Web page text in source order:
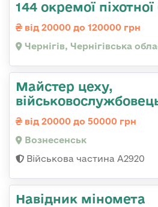
144 окремої
від 20000 до 120000 грн
Чернігів, Чернігівська
Майстер цеху,
від 20000 до 50000 грн
Вознесенськ
Військова частина А2920
Навідник міномета